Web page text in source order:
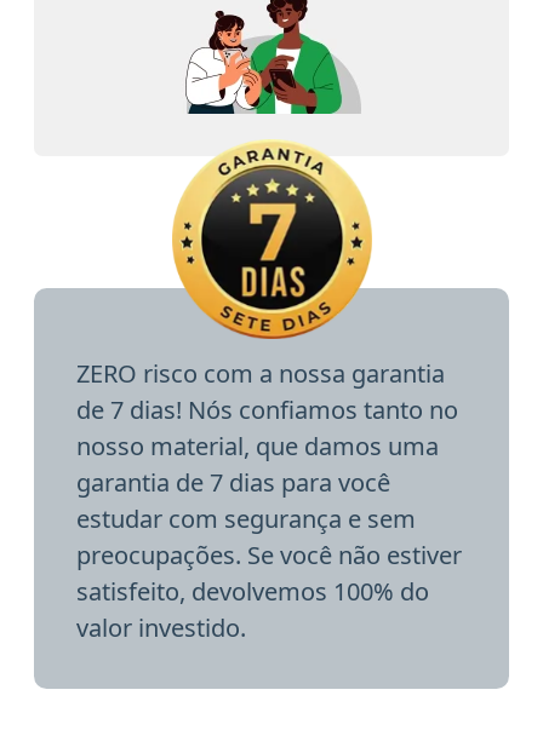
ZERO risco com a nossa garantia
de 7 dias! Nós confiamos tanto no
nosso material, que damos uma
garantia de 7 dias para você
estudar com segurança e sem
preocupações. Se você não estiver
satisfeito, devolvemos 100% do
valor investido.